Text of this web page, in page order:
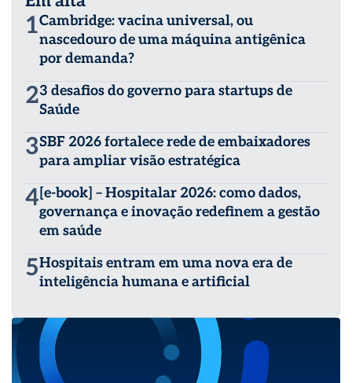
1Cambridge: vacina universal, ou
nascedouro de uma máquina antigênica
por demanda?
23 desafios do governo para startups de
Saúde
3SBF 2026 fortalece rede de embaixadores
para ampliar visão estratégica
4[e-book] – Hospitalar 2026: como dados,
governança e inovação redefinem a gestão
em saúde
5Hospitais entram em uma nova era de
inteligência humana e artificial